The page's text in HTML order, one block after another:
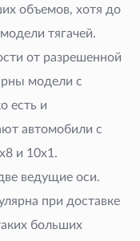
объемов, хотя до
тягачей.
от разрешенной
модели с
есть и
автомобили с
и 10х1.
ведущие оси.
при доставке
больших